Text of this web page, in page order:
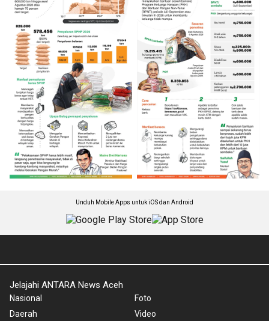
Unduh Mobile Apps untuk iOS dan Android
Jelajahi ANTARA News Aceh
Nasional
Daerah
Foto
Video